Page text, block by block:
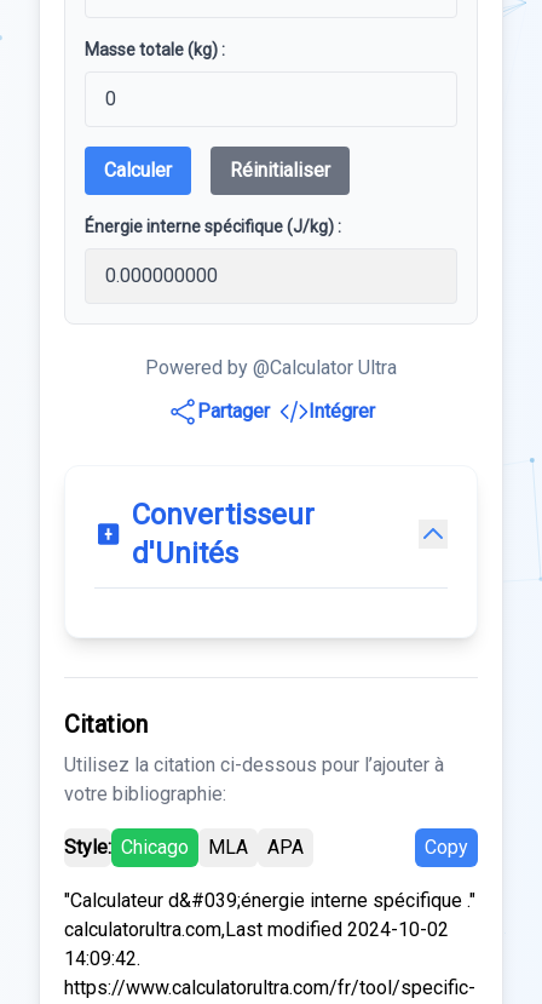
Masse totale (kg) :
Calculer Réinitialiser
Énergie interne spécifique (J/kg) :
Powered by @Calculator Ultra
Partager
Intégrer
Convertisseur
d'Unités
Citation
Utilisez la citation ci-dessous pour l’ajouter à
votre bibliographie:
Style: Chicago MLA APA Copy
"Calculateur d&#039;énergie interne spécifique ."
calculatorultra.com,Last modified 2024-10-02
14:09:42.
https://www.calculatorultra.com/fr/tool/specific-